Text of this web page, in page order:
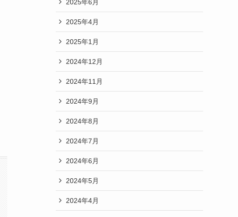
2025年6月
2025年4月
2025年1月
2024年12月
2024年11月
2024年9月
2024年8月
2024年7月
2024年6月
2024年5月
2024年4月